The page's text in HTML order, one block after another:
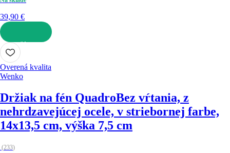
39,90 €
DO KOŠÍKA
Overená kvalita
Wenko
Držiak na fén QuadroBez vŕtania, z
nehrdzavejúcej ocele, v striebornej farbe,
14x13,5 cm, výška 7,5 cm
(233)